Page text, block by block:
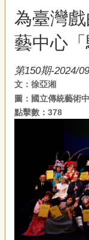
故
化
觀
察
為臺灣
藝中心「
第150期-2024/09
文：徐亞湘
圖：國立傳統藝術
點擊數：378